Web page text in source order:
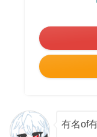
有名of